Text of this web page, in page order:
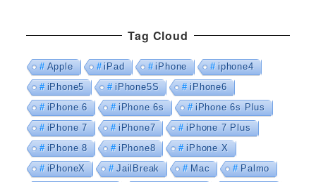
Tag Cloud
Apple iPad iPhone
iphone4
iPhone5
iPhone5S
iPhone6
iPhone 6
iPhone 6s
iPhone 6s Plus
iPhone 7
iPhone7
iPhone 7 Plus
iPhone 8
iPhone8
iPhone X
iPhoneX
JailBreak Mac
Palmo